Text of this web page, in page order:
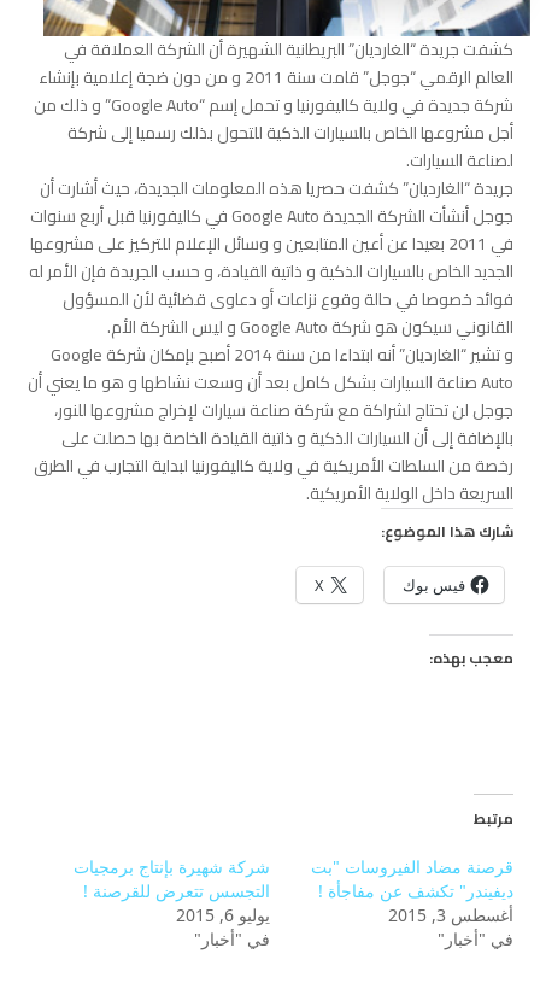
كشفت جريدة “الغارديان” البريطانية الشهيرة أن الشركة العملاقة في
العالم الرقمي “جوجل” قامت سنة 2011 و من دون ضجة إعلامية بإنشاء
شركة جديدة في ولاية كاليفورنيا و تحمل إسم “Google Auto” و ذلك من
أجل مشروعها الخاص بالسيارات الذكية للتحول بذلك رسميا إلى شركة
لصناعة السيارات.
جريدة “الغارديان” كشفت حصريا هذه المعلومات الجديدة، حيث أشارت أن
جوجل أنشأت الشركة الجديدة Google Auto في كاليفورنيا قبل أربع سنوات
في 2011 بعيدا عن أعين المتابعين و وسائل الإعلام للتركيز على مشروعها
الجديد الخاص بالسيارات الذكية و ذاتية القيادة، و حسب الجريدة فإن الأمر له
فوائد خصوصا في حالة وقوع نزاعات أو دعاوى قضائية لأن المسؤول
القانوني سيكون هو شركة Google Auto و ليس الشركة الأم.
و تشير “الغارديان” أنه ابتداءا من سنة 2014 أصبح بإمكان شركة Google
Auto صناعة السيارات بشكل كامل بعد أن وسعت نشاطها و هو ما يعني أن
جوجل لن تحتاج لشراكة مع شركة صناعة سيارات لإخراج مشروعها للنور،
بالإضافة إلى أن السيارات الذكية و ذاتية القيادة الخاصة بها حصلت على
رخصة من السلطات الأمريكية في ولاية كاليفورنيا لبداية التجارب في الطرق
السريعة داخل الولاية الأمريكية.
شارك هذا الموضوع:
فيس بوك X
معجب بهذه:
مرتبط
قرصنة مضاد الفيروسات "بت
ديفيندر" تكشف عن مفاجأة !
أغسطس 3, 2015
في "أخبار"
شركة شهيرة بإنتاج برمجيات
التجسس تتعرض للقرصنة !
يوليو 6, 2015
في "أخبار"